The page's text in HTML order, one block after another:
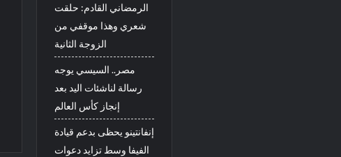
الرمضاني القادم: حلقت
شعري وهذا موقفي من
الزوجة الثانية
مصر.. السيسي يوجه
رسالة لناشئات اليد بعد
إنجاز كأس العالم
إنفانتينو يحظى بدعم قيادة
الفيفا وسط تزايد دعوات